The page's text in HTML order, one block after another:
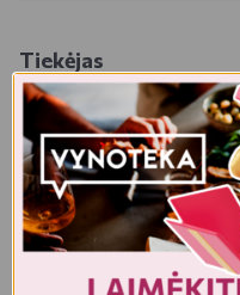
Tiekėjas
UAB GELSVA
Liepkalnio g. 97B , LT-02121
Realios prekės išvaizda gali
Prekės, kurias gausite, gali
išvaizdos ar formos.